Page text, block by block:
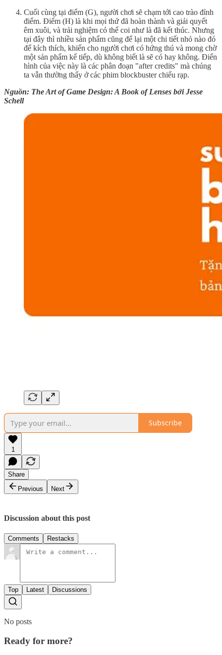
Cuối cùng tại điểm (G), người chơi sẽ chạm tới cao trào đỉnh
điểm. Điểm (H) là khi mọi thứ đã hoàn thành và giải quyết
êm xuôi, và trải nghiệm có thể coi như là đã kết thúc. Nhưng
tại đây thì nhiều sản phẩm cũng để lại một chi tiết nhỏ nào đó
để kích thích, khiến cho người chơi có hứng thú và mong chờ
một sản phẩm kế tiếp, dù không biết là sẽ có hay không. Điển
hình của việc này là các phân đoạn "after credits" mà chúng
ta vẫn thường thấy ở các phim blockbuster chiếu rạp.
Nguồn: The Art of Game Design: A Book of Lenses bởi Jesse
Schell
Subscribe
1
Share
Previous
Next
Discussion about this post
Comments Restacks
Top Latest Discussions
No posts
Ready for more?